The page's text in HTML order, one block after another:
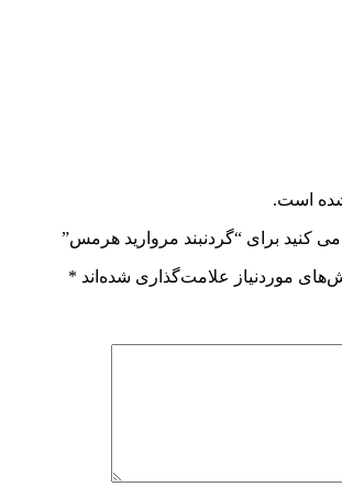
است.
کنید برای “گردنبند مروارید هرمس”
موردنیاز علامت‌گذاری شده‌اند *